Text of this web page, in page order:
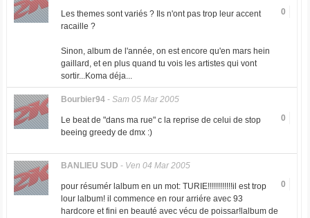
0
Les themes sont variés ? Ils n'ont pas trop leur accent
racaille ?
Sinon, album de l'année, on est encore qu'en mars hein
gaillard, et en plus quand tu vois les artistes qui vont
sortir...Koma déja...
Bourbier94- Sam 05 Mar 2005
0
Le beat de "dans ma rue" c la reprise de celui de stop
beeing greedy de dmx :)
BANLIEU SUD - Ven 04 Mar 2005
0
pour résumér lalbum en un mot: TURIE!!!!!!!!!!!!il est trop
lour lalbum! il commence en rour arriére avec 93
hardcore et fini en beauté avec vécu de poissar!lalbum de